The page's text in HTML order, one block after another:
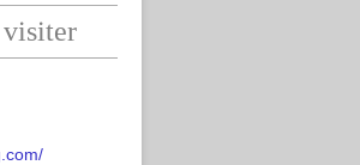
visiter